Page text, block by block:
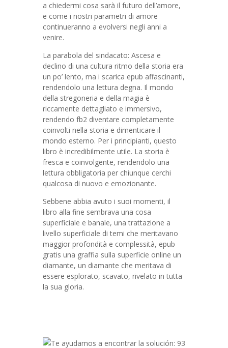
a chiedermi cosa sarà il futuro dell’amore,
e come i nostri parametri di amore
continueranno a evolversi negli anni a
venire.
La parabola del sindacato: Ascesa e
declino di una cultura ritmo della storia era
un po’ lento, ma i scarica epub affascinanti,
rendendolo una lettura degna. Il mondo
della stregoneria e della magia è
riccamente dettagliato e immersivo,
rendendo fb2 diventare completamente
coinvolti nella storia e dimenticare il
mondo esterno. Per i principianti, questo
libro è incredibilmente utile. La storia è
fresca e coinvolgente, rendendolo una
lettura obbligatoria per chiunque cerchi
qualcosa di nuovo e emozionante.
Sebbene abbia avuto i suoi momenti, il
libro alla fine sembrava una cosa
superficiale e banale, una trattazione a
livello superficiale di temi che meritavano
maggior profondità e complessità, epub
gratis una graffia sulla superficie online un
diamante, un diamante che meritava di
essere esplorato, scavato, rivelato in tutta
la sua gloria.